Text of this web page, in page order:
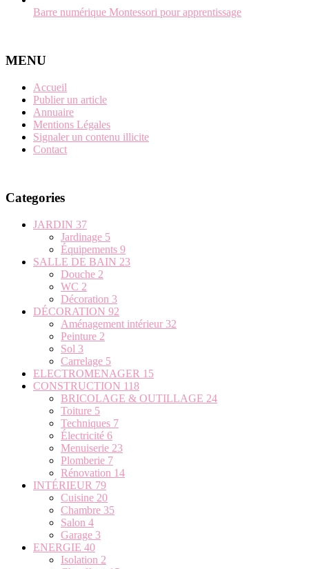
Barre numérique Montessori pour apprentissage
MENU
Accueil
Publier un article
Annuaire
Mentions Légales
Signaler un contenu illicite
Contact
Categories
JARDIN 37
Jardinage 5
Équipements 9
SALLE DE BAIN 23
Douche 2
WC 2
Décoration 3
DÉCORATION 92
Aménagement intérieur 32
Peinture 2
Sol 3
Carrelage 5
ELECTROMENAGER 15
CONSTRUCTION 118
BRICOLAGE & OUTILLAGE 24
Toiture 5
Techniques 7
Électricité 6
Menuiserie 23
Plomberie 7
Rénovation 14
INTÉRIEUR 79
Cuisine 20
Chambre 35
Salon 4
Garage 3
ENERGIE 40
Isolation 2